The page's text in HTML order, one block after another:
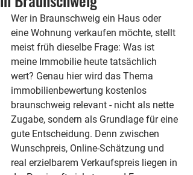
Wer in Braunschweig ein Haus oder
eine Wohnung verkaufen möchte, stellt
meist früh dieselbe Frage: Was ist
meine Immobilie heute tatsächlich
wert? Genau hier wird das Thema
immobilienbewertung kostenlos
braunschweig relevant - nicht als nette
Zugabe, sondern als Grundlage für eine
gute Entscheidung. Denn zwischen
Wunschpreis, Online-Schätzung und
real erzielbarem Verkaufspreis liegen in